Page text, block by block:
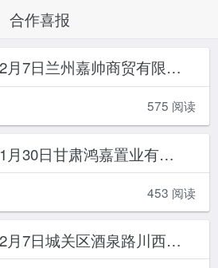
合作喜报
热烈祝贺2020年12月7日兰州嘉帅商贸有限公司与公司成功签约！
575 阅读
热烈祝贺2020年11月30日甘肃鸿嘉置业有限公司与公司成功签约！
453 阅读
热烈祝贺2020年12月7日城关区酒泉路川西坝子火锅店与公司成功签约！